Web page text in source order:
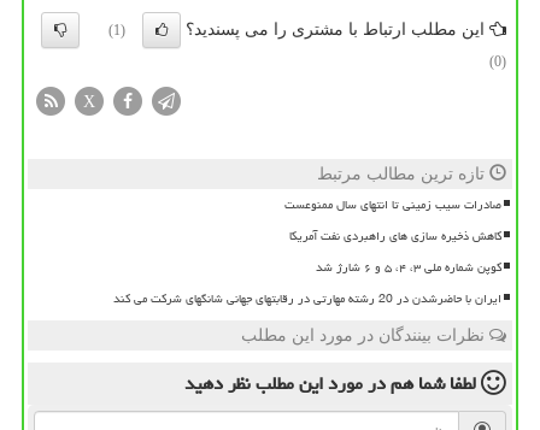
این مطلب ارتباط با مشتری را می پسندید؟
(1)
(0)
X
تازه ترین مطالب مرتبط
صادرات سیب زمینی تا انتهای سال ممنوعست
کاهش ذخیره سازی های راهبردی نفت آمریکا
کوپن شماره ملی ۳، ۴، ۵ و ۶ شارژ شد
ایران با حاضرشدن در 20 رشته مهارتی در رقابتهای جهانی شانگهای شرکت می کند
نظرات بینندگان در مورد این مطلب
لطفا شما همدر مورد این مطلبنظر دهید